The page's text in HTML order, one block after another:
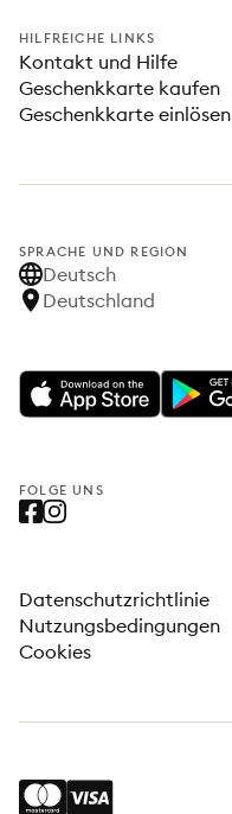
HILFREICHE LINKS
Kontakt und Hilfe
Geschenkkarte kaufen
Geschenkkarte einlösen
SPRACHE UND REGION
Deutsch
Deutschland
FOLGE UNS
Datenschutzrichtlinie
Nutzungsbedingungen
Cookies